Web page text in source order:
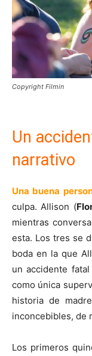
Copyright Filmin
Un
narrativo
Una buena
culpa. Allison (
mientras
esta. Los tres se
boda en la que
un accidente
como única
historia de
inconcebibles, de
Los primeros